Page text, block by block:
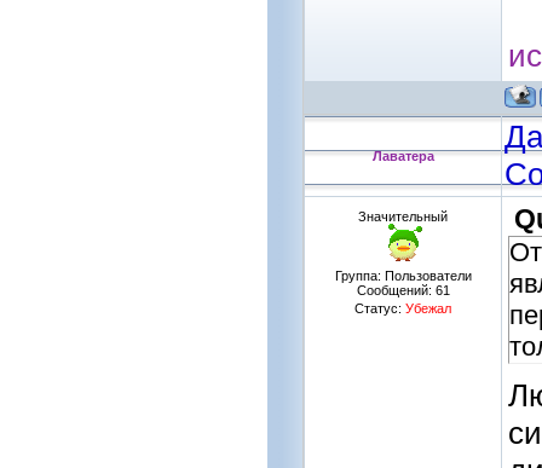
Лаватера
Значительный
Группа: Пользователи
Сообщений: 61
Статус: Убежал